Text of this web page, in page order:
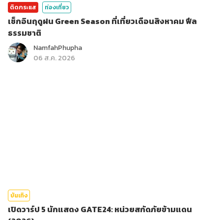
ติดกระแส ท่องเที่ยว
เช็กอินฤดูฝน Green Season ที่เที่ยวเดือนสิงหาคม ฟีล
ธรรมชาติ
NamfahPhupha
06 ส.ค. 2026
บันเทิง
เปิดวาร์ป 5 นักแสดง GATE24: หน่วยสกัดภัยข้ามแดน